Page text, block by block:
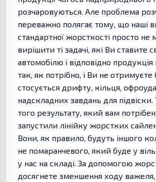
розчаровуються. Але проблема
переважно полягає тому, що наші
стандартної жорсткості просто не
вирішити ті задачі, які Ви ставите
автомобілю і відповідно
так, як потрібно, і Ви не
стосується дрифту, кільця,
надскладних завдань для
того результату, який вам
запустили лінійку жорстких
Вони, як правило, будуть іншого
не помаранчевого, який буде у
у нас на складі. За допомогою
досягнете зменшення ходу